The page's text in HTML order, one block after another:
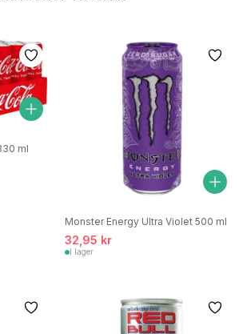
ml
Monster Energy Ultra Violet 500 ml
32,95 kr
I lager